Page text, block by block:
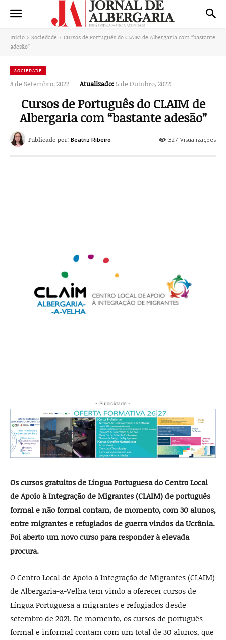
Início Sociedade
Cursos de Português do CLAIM de Albergaria com “bastante
adesão”
SOCIEDADE
8 de Setembro, 2022 Atualizado:5 de Outubro, 2022
Cursos de Português do CLAIM de
Albergaria com “bastante adesão”
327 Visualizações
Publicado por: Beatriz Ribeiro
- Publicidade -
Os cursos gratuitos de Língua Portuguesa do Centro Local
de Apoio à Integração de Migrantes (CLAIM) de português
formal e não formal contam, de momento, com 30 alunos,
entre migrantes e refugiados de guerra vindos da Ucrânia.
Foi aberto um novo curso para responder à elevada
procura.
O Centro Local de Apoio à Integração de Migrantes (CLAIM)
de Albergaria-a-Velha tem vindo a oferecer cursos de
Língua Portuguesa a migrantes e refugiados desde
setembro de 2021. De momento, os cursos de português
formal e informal contam com um total de 30 alunos, que